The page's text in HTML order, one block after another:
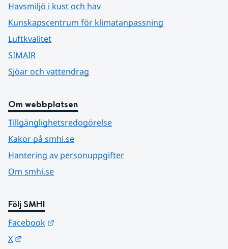
Havsmiljö i kust och hav
Kunskapscentrum för klimatanpassning
Luftkvalitet
SIMAIR
Sjöar och vattendrag
Om webbplatsen
Tillgänglighetsredogörelse
Kakor på smhi.se
Hantering av personuppgifter
Om smhi.se
Följ SMHI
Facebook
X